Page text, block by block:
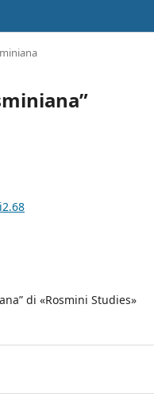
di «Rosmini Studies»